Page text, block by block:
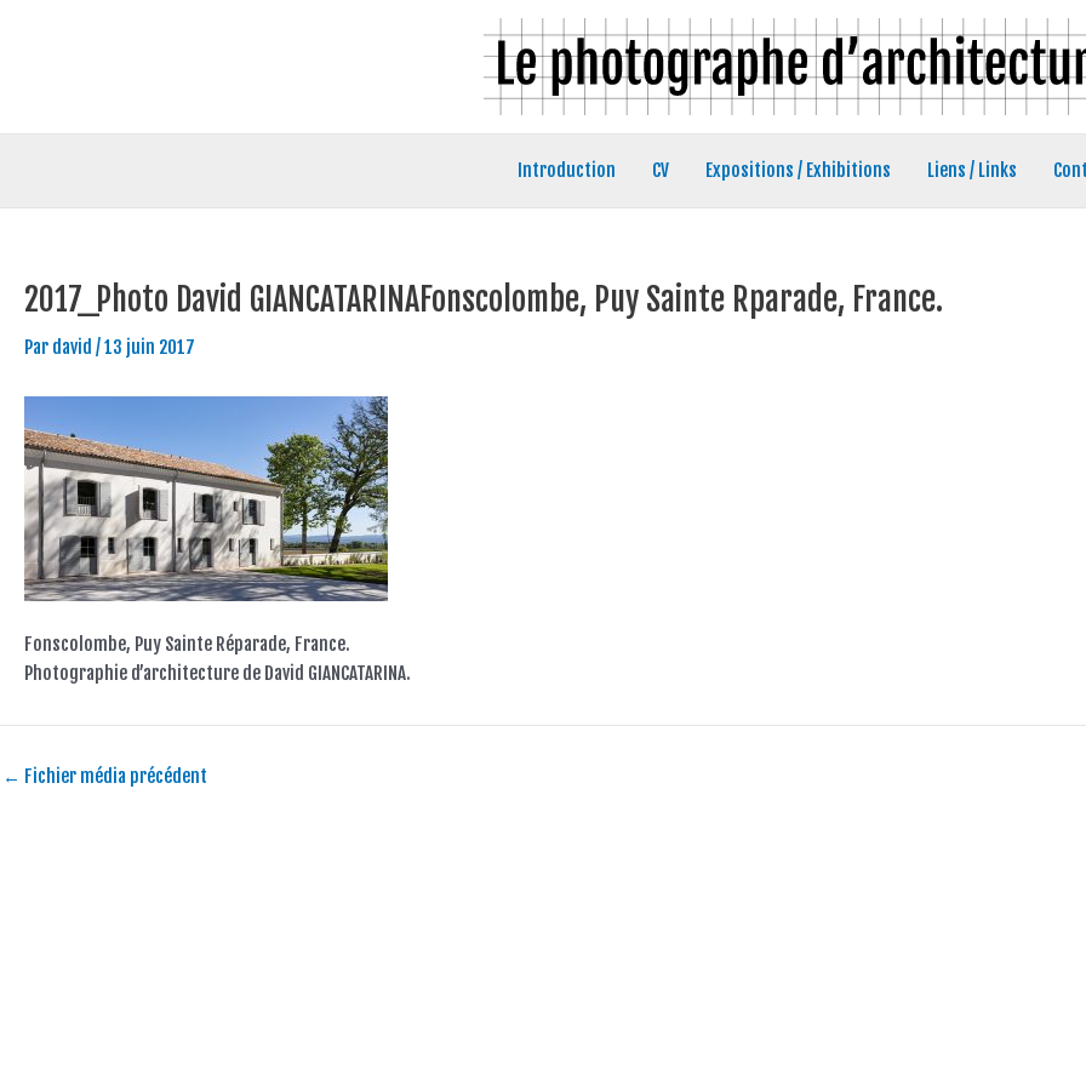
Introduction CV Expositions / Exhibitions Liens / Links
2017_Photo David GIANCATARINAFonscolombe, Puy Sainte Rparade, France.
Par david /13 juin 2017
Fonscolombe, Puy Sainte Réparade, France.
Photographie d’architecture de David GIANCATARINA.
← Fichier média précédent